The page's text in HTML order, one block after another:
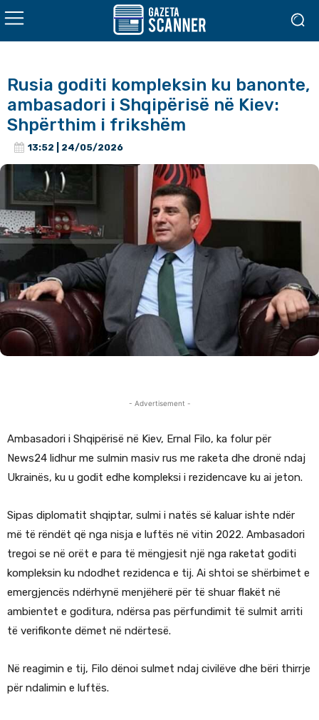
Rusia goditi kompleksin ku banonte,
ambasadori i Shqipërisë në Kiev:
Shpërthim i frikshëm
13:52 | 24/05/2026
- Advertisement -
Ambasadori i Shqipërisë në Kiev, Ernal Filo, ka folur për
News24 lidhur me sulmin masiv rus me raketa dhe dronë ndaj
Ukrainës, ku u godit edhe kompleksi i rezidencave ku ai jeton.
Sipas diplomatit shqiptar, sulmi i natës së kaluar ishte ndër
më të rëndët që nga nisja e luftës në vitin 2022. Ambasadori
tregoi se në orët e para të mëngjesit një nga raketat goditi
kompleksin ku ndodhet rezidenca e tij. Ai shtoi se shërbimet e
emergjencës ndërhynë menjëherë për të shuar flakët në
ambientet e goditura, ndërsa pas përfundimit të sulmit arriti
të verifikonte dëmet në ndërtesë.
Në reagimin e tij, Filo dënoi sulmet ndaj civilëve dhe bëri thirrje
për ndalimin e luftës.